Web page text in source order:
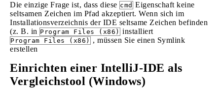
Die einzige Frage ist, dass diese cmd Eigenschaft keine
seltsamen Zeichen im Pfad akzeptiert. Wenn sich im
Installationsverzeichnis der IDE seltsame Zeichen befinden
(z. B. in Program Files (x86) installiert
Program Files (x86)
, müssen Sie einen Symlink
erstellen
Einrichten einer IntelliJ-IDE als
Vergleichstool (Windows)